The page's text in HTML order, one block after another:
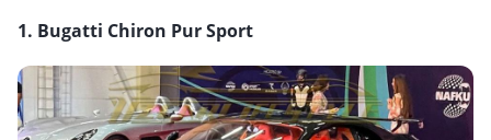
1. Bugatti Chiron Pur Sport